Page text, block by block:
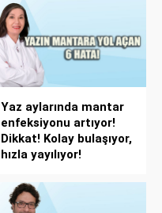
Yaz aylarında mantar
enfeksiyonu artıyor!
Dikkat! Kolay bulaşıyor,
hızla yayılıyor!